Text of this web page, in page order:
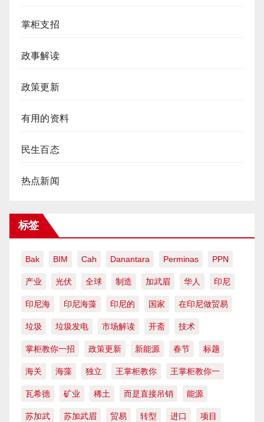
掌柜支招
政事解读
政策更新
有用的资料
民生百态
热点新闻
标签
Bak BIM Cah Danantara Perminas PPN
产业 光伏 全球 制造 加武眉 华人 印尼
印尼海 印尼海藻 印尼的 国家 在印尼做贸易
垃圾 垃圾发电 市场解读 开斋 技术
掌柜教你一招 政策更新 新能源 春节 标题
海关 海藻 独立 王掌柜教你 王掌柜教你一
瓦希德 矿业 稀土 而是直接吊销 能源
苏加武 苏加武眉 贸易 转型 进口 项目